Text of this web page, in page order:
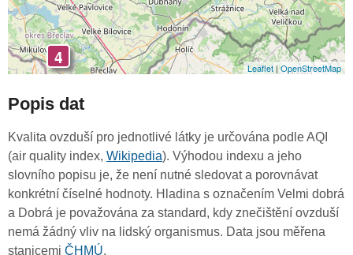
4
Leaflet|OpenStreetMap
Popis dat
Kvalita ovzduší pro jednotlivé látky je určována podle AQI
(air quality index, Wikipedia). Výhodou indexu a jeho
slovního popisu je, že není nutné sledovat a porovnávat
konkrétní číselné hodnoty. Hladina s označením Velmi dobrá
a Dobrá je považována za standard, kdy znečištění ovzduší
nemá žádný vliv na lidský organismus. Data jsou měřena
stanicemi ČHMÚ.